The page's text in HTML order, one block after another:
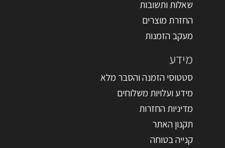
שאלות ותשובות
החזרת מוצרים
מעקב הזמנות
מידע
סטטוסי הזמנה והסבר מלא
מידע ועלויות משלוחים
מדיניות החזרות
תקנון האתר
קנייה בטוחה